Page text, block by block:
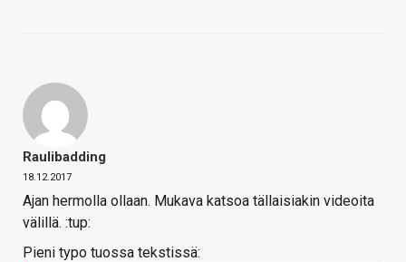
Raulibadding
18.12.2017
Ajan hermolla ollaan. Mukava katsoa tällaisiakin videoita
välillä. :tup:
Pieni typo tuossa tekstissä: